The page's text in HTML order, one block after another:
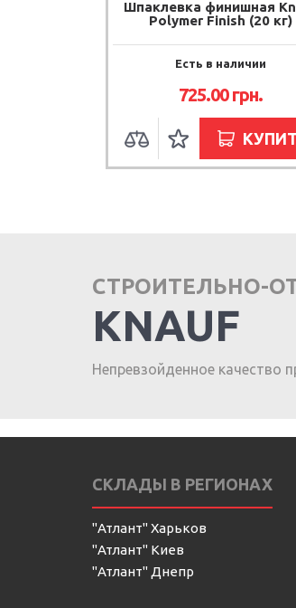
Шпаклевка финишная
Polymer Finish (20 кг)
Есть в наличии
725.00грн.
СТРОИТЕЛЬНО-
KNAUF
Непревзойденное качество
СКЛАДЫ В РЕГИОНАХ
"Атлант" Харьков
"Атлант" Киев
"Атлант" Днепр